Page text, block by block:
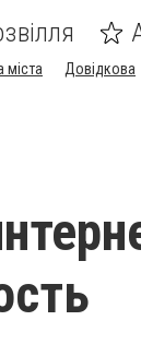
міста Довідкова